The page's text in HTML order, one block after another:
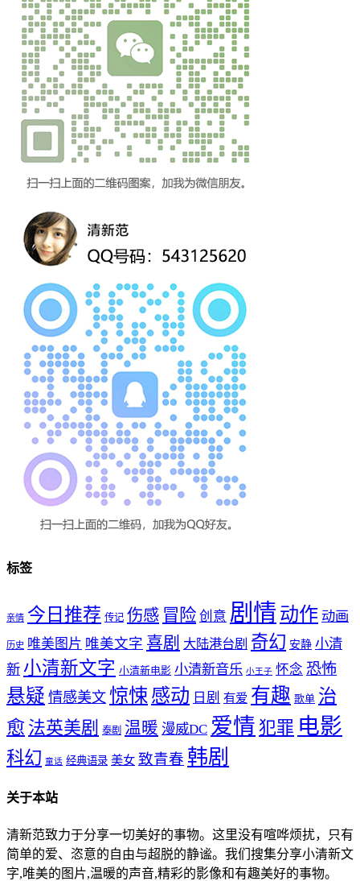
标签
亲情 今日推荐 传记 伤感 冒险 创意 剧情 动作 动画
历史 唯美图片 唯美文字 喜剧 大陆港台剧 奇幻 安静 小清
新 小清新文字 小清新电影 小清新音乐 小王子 怀念 恐怖
悬疑 情感美文 惊悚 感动 日剧 有爱 有趣 歌单 治
愈 法英美剧 泰剧 温暖 漫威DC 爱情 犯罪 电影
科幻 童话 经典语录 美女 致青春 韩剧
关于本站
清新范致力于分享一切美好的事物。这里没有喧哗烦扰，只有
简单的爱、恣意的自由与超脱的静谧。我们搜集分享小清新文
字,唯美的图片,温暖的声音,精彩的影像和有趣美好的事物。